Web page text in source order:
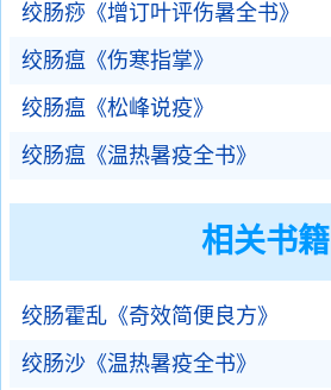
绞肠痧《增订叶评伤暑全书》
绞肠瘟《伤寒指掌》
绞肠瘟《松峰说疫》
绞肠瘟《温热暑疫全书》
相关书籍
绞肠霍乱《奇效简便良方》
绞肠沙《温热暑疫全书》